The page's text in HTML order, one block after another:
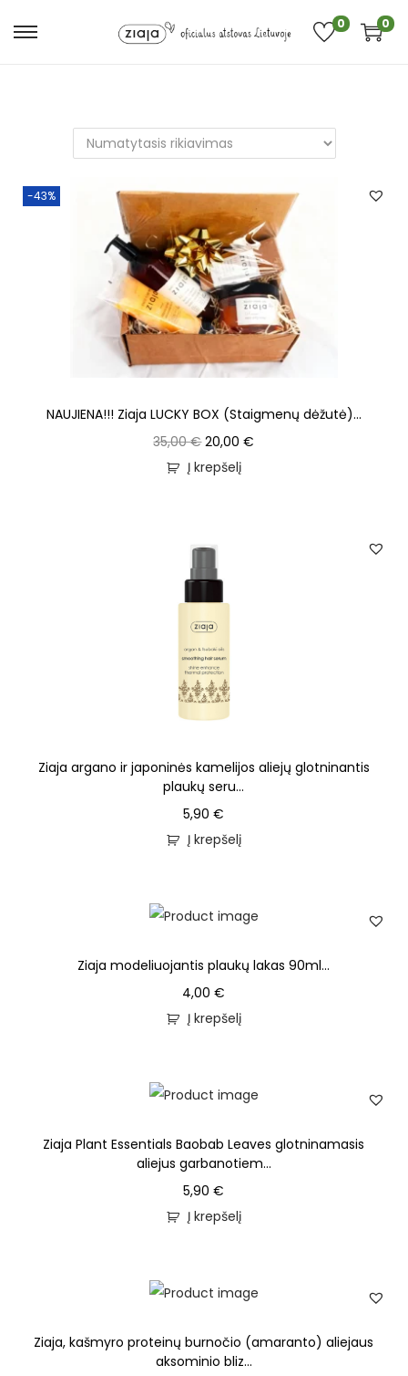
0 0
-43%
NAUJIENA!!! Ziaja LUCKY BOX (Staigmenų dėžutė)...
35,00€ 20,00€
Į krepšelį
Ziaja argano ir japoninės kamelijos aliejų glotninantis
plaukų seru...
5,90€
Į krepšelį
Ziaja modeliuojantis plaukų lakas 90ml...
4,00€
Į krepšelį
Ziaja Plant Essentials Baobab Leaves glotninamasis
aliejus garbanotiem...
5,90€
Į krepšelį
Ziaja, kašmyro proteinų burnočio (amaranto) aliejaus
aksominio bliz...